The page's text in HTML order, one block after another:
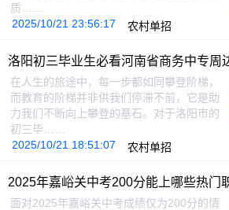
质……
2025/10/21 23:56:17
农村单招
洛阳初三毕业生必看河南省商务中专周
在人生的旅途中，每一步都如同攀登阶梯，
而教育的阶梯并非供我们停滞不前，它是助
力我们不断向上攀登的基石。对于洛阳市的
初三毕……
2025/10/21 18:51:07
农村单招
2025年嘉峪关中考200分能上哪些热门
面对2025年嘉峪关中考成绩仅为200分的情